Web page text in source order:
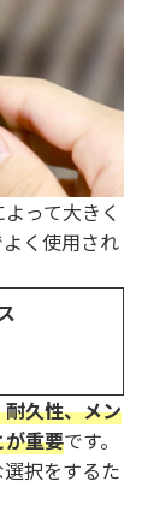
って大きく
く使用され
久性、メン
が重要です。
択をするた